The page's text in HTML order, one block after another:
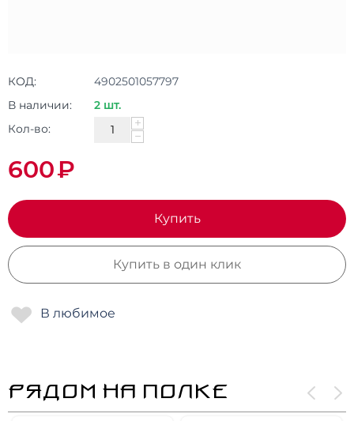
КОД:
4902501057797
В наличии:
2 шт.
Кол-во:
+
−
600₽
Купить
Купить в один клик
РЯДОМ НА ПОЛКЕ